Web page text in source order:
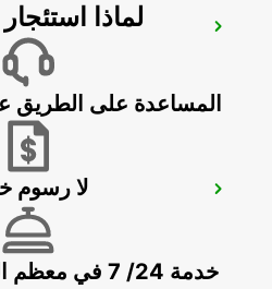
لماذا
المساعدة على الطريق على
لا رسوم
خدمة 24/ 7 في معظم المطارات الرئيسية